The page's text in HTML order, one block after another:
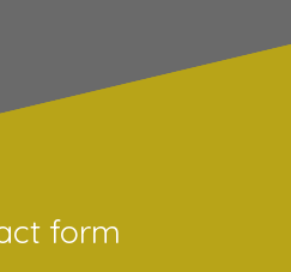
form